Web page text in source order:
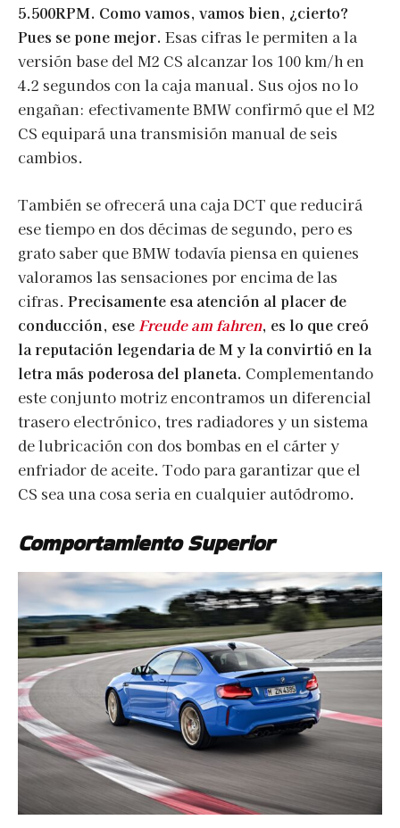
5.500RPM. Como vamos, vamos bien, ¿cierto?
Pues se pone mejor. Esas cifras le permiten a la
versión base del M2 CS alcanzar los 100 km/h en
4.2 segundos con la caja manual. Sus ojos no lo
engañan: efectivamente BMW confirmó que el M2
CS equipará una transmisión manual de seis
cambios.
También se ofrecerá una caja DCT que reducirá
ese tiempo en dos décimas de segundo, pero es
grato saber que BMW todavía piensa en quienes
valoramos las sensaciones por encima de las
cifras. Precisamente esa atención al placer de
conducción, ese Freude am fahren, es lo que creó
la reputación legendaria de M y la convirtió en la
letra más poderosa del planeta. Complementando
este conjunto motriz encontramos un diferencial
trasero electrónico, tres radiadores y un sistema
de lubricación con dos bombas en el cárter y
enfriador de aceite. Todo para garantizar que el
CS sea una cosa seria en cualquier autódromo.
Comportamiento Superior